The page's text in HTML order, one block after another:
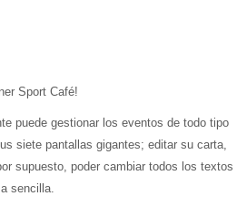
Sport Café!
puede gestionar los eventos de todo tipo
siete pantallas gigantes; editar su carta,
supuesto, poder cambiar todos los textos
sencilla.